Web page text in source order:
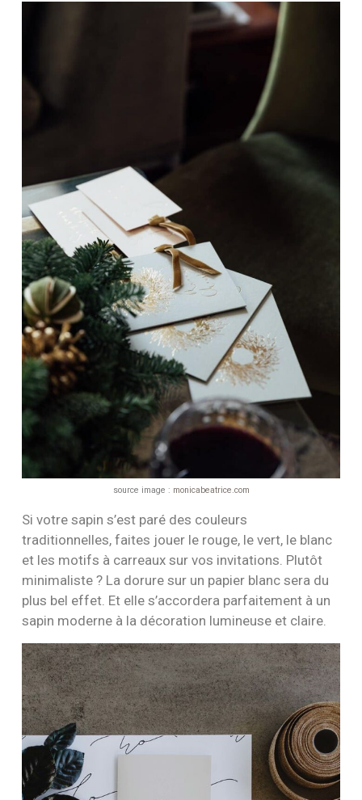
source image : monicabeatrice.com
Si votre sapin s’est paré des couleurs
traditionnelles, faites jouer le rouge, le vert, le blanc
et les motifs à carreaux sur vos invitations. Plutôt
minimaliste ? La dorure sur un papier blanc sera du
plus bel effet. Et elle s’accordera parfaitement à un
sapin moderne à la décoration lumineuse et claire.